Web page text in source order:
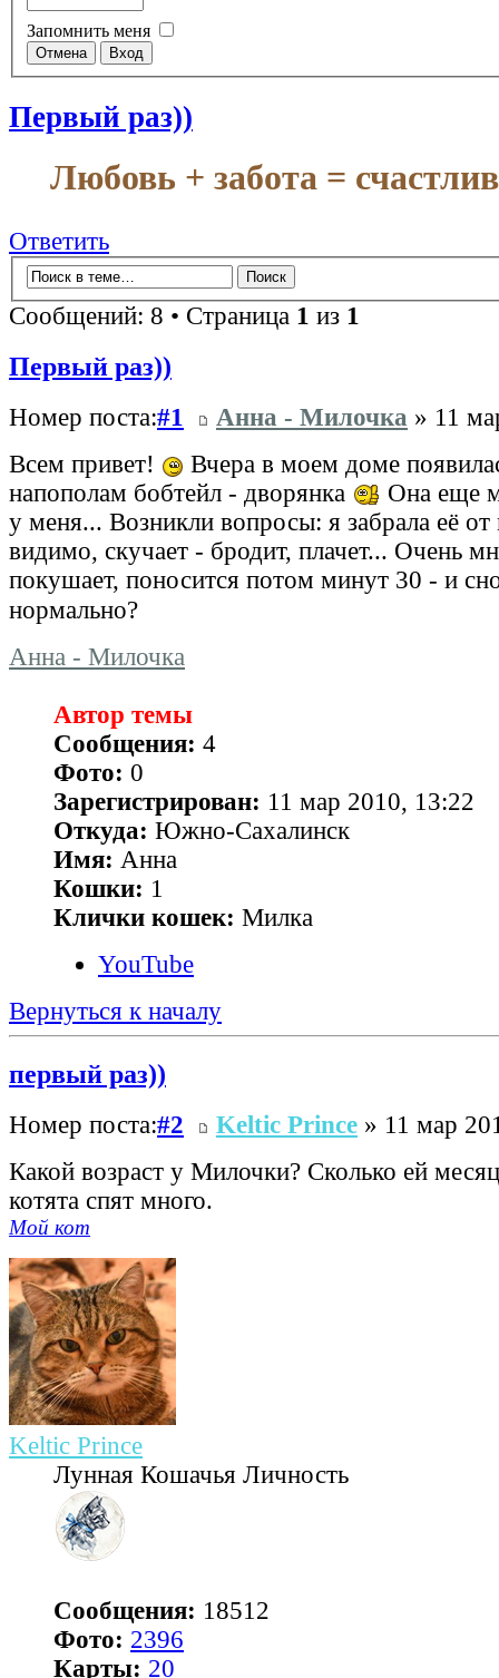
Запомнить меня
Первый раз))
Любовь + забота =
Ответить
Сообщений: 8 • Страница 1 из 1
Первый раз))
Номер поста:#1 Анна - Милочка » 11
Всем привет!
Вчера в моем доме
напополам бобтейл - дворянка
Она еще
у меня... Возникли вопросы: я забрала её
видимо, скучает - бродит, плачет... Очень
покушает, поносится потом минут 30 - и
нормально?
Анна - Милочка
Автор темы
Сообщения: 4
Фото: 0
Зарегистрирован: 11 мар 2010, 13:22
Откуда: Южно-Сахалинск
Имя: Анна
Кошки: 1
Клички кошек: Милка
YouTube
Вернуться к началу
первый раз))
Номер поста:#2 Keltic Prince » 11 мар
Какой возраст у Милочки? Сколько ей
котята спят много.
Мой кот
Keltic Prince
Лунная Кошачья Личность
Сообщения: 18512
Фото: 2396
Карты: 20